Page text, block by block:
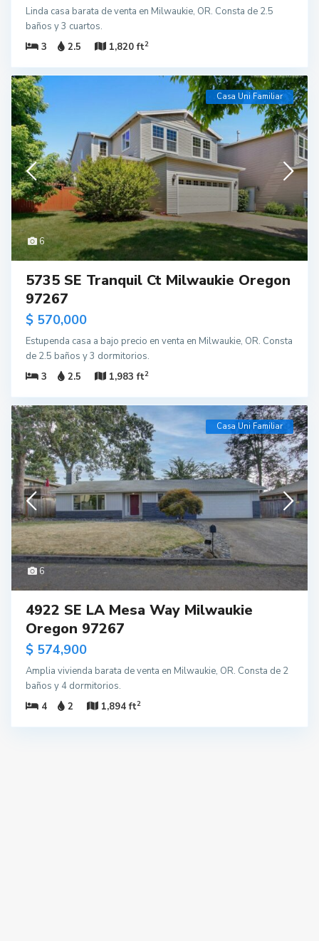
Linda casa barata de venta en Milwaukie, OR. Consta de 2.5
baños y 3 cuartos.
3
2.5 1,820 ft2
6
Casa Uni Familiar
5735 SE Tranquil Ct Milwaukie Oregon
97267
$ 570,000
Estupenda casa a bajo precio en venta en Milwaukie, OR. Consta
de 2.5 baños y 3 dormitorios.
3
2.5 1,983 ft2
6
Casa Uni Familiar
4922 SE LA Mesa Way Milwaukie
Oregon 97267
$ 574,900
Amplia vivienda barata de venta en Milwaukie, OR. Consta de 2
baños y 4 dormitorios.
4
2 1,894 ft2